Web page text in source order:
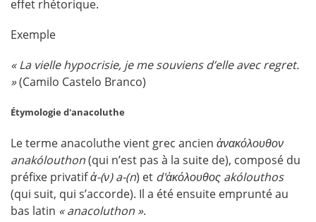
effet rhétorique.
Exemple
« La vielle hypocrisie, je me souviens d’elle avec regret.
»(Camilo Castelo Branco)
Étymologie d'anacoluthe
Le terme anacoluthe vient grec ancien ἀνακόλουθον
anakólouthon(qui n’est pas à la suite de), composé du
préfixe privatifἀ-(ν) a-(n) et d'ἀκόλουθος akólouthos
(qui suit, qui s’accorde). Il a été ensuite emprunté au
bas latin « anacoluthon ».